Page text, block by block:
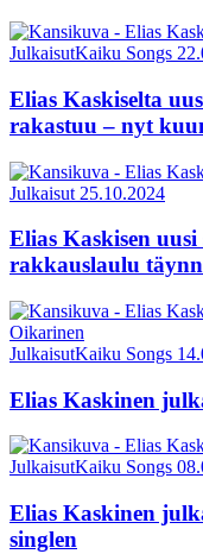
JulkaisutKaiku Songs
Elias Kaskiselta
rakastuu – nyt
Julkaisut 25.10.2024
Elias Kaskisen
rakkauslaulu
JulkaisutKaiku Songs
Elias Kaskinen
JulkaisutKaiku Songs
Elias Kaskinen
singlen